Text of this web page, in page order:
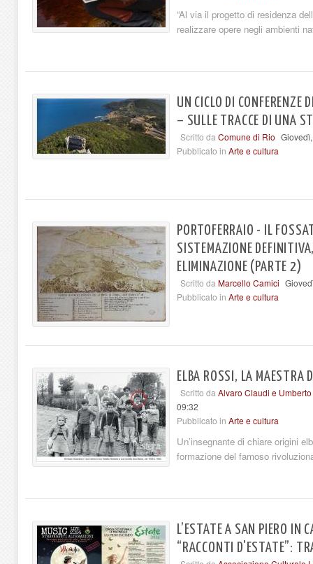
“Al via il progetto di residenza
realizzare opere negli ambienti
UN CICLO DI CONFERENZE
– SULLE TRACCE DI UNA
Scritto da Comune di Rio
Pubblicato in Arte e cultura
PORTOFERRAIO - IL
SISTEMAZIONE
ELIMINAZIONE (PARTE 2)
Scritto da Marcello Camici
Pubblicato in Arte e cultura
ELBA ROSSI, LA MAESTRA
Scritto da Alvaro Claudi e
09:32
Pubblicato in Arte e cultura
Un’insegnante di chiare origini
formazione del famoso
L’ESTATE A SAN PIERO IN
“RACCONTI D'ESTATE”: